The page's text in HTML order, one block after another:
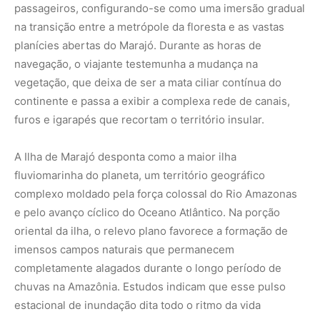
passageiros, configurando-se como uma imersão gradual
na transição entre a metrópole da floresta e as vastas
planícies abertas do Marajó. Durante as horas de
navegação, o viajante testemunha a mudança na
vegetação, que deixa de ser a mata ciliar contínua do
continente e passa a exibir a complexa rede de canais,
furos e igarapés que recortam o território insular.
A Ilha de Marajó desponta como a maior ilha
fluviomarinha do planeta, um território geográfico
complexo moldado pela força colossal do Rio Amazonas
e pelo avanço cíclico do Oceano Atlântico. Na porção
oriental da ilha, o relevo plano favorece a formação de
imensos campos naturais que permanecem
completamente alagados durante o longo período de
chuvas na Amazônia. Estudos indicam que esse pulso
estacional de inundação dita todo o ritmo da vida